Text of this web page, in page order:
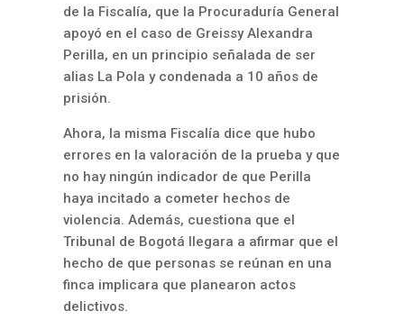
de la Fiscalía, que la Procuraduría General
apoyó en el caso de Greissy Alexandra
Perilla, en un principio señalada de ser
alias La Pola y condenada a 10 años de
prisión.
Ahora, la misma Fiscalía dice que hubo
errores en la valoración de la prueba y que
no hay ningún indicador de que Perilla
haya incitado a cometer hechos de
violencia. Además, cuestiona que el
Tribunal de Bogotá llegara a afirmar que el
hecho de que personas se reúnan en una
finca implicara que planearon actos
delictivos.